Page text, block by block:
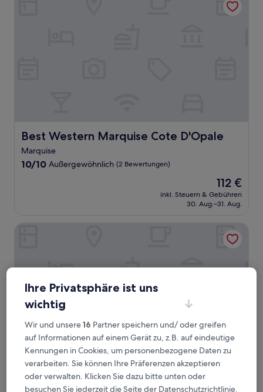
Best Western Marquise Cote D'Opale
Best Western Marquise Cote D'Opale
Marquise
10.0
10/10 Außergewöhnlich (2 Bewertungen)
Der
Preis
beträgt
112 €
inkl. Steuern & Gebühren
30. Aug.–31. Aug.
Sure Hotel by Best Western Calais
Coquelles Tunnel s/ Manche
Sure Hotel by Best Western Calais Coquelles Tunnel s/
Sure Hotel by Best Western Calais Coquelles Tunnel s/
Ihre Privatsphäre ist uns
wichtig
Wir und unsere16 Partner speichern und/ oder greifen
auf Informationen auf einem Gerät zu, z.B. auf eindeutige
Kennungen in Cookies, um personenbezogene Daten zu
verarbeiten. Sie können Ihre Präferenzen akzeptieren
oder verwalten. Klicken Sie dazu bitte unten oder
besuchen Sie jederzeit die Seite der Datenschutzrichtlinie.